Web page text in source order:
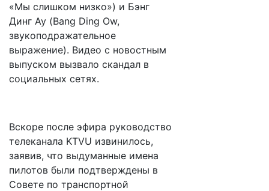
«Мы слишком низко») и Бэнг
Динг Ау (Bang Ding Ow,
звукоподражательное
выражение). Видео с новостным
выпуском вызвало скандал в
социальных сетях.
Вскоре после эфира руководство
телеканала KTVU извинилось,
заявив, что выдуманные имена
пилотов были подтверждены в
Совете по транспортной